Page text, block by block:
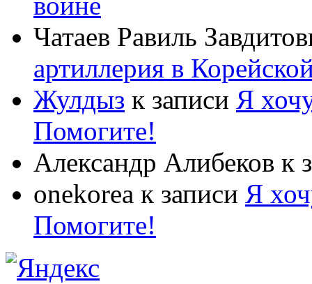
Чатаев Равиль
артиллерия в
Жулдыз к записи Я
Помогите!
Александр Алибеков к
onekorea к записи Я
Помогите!